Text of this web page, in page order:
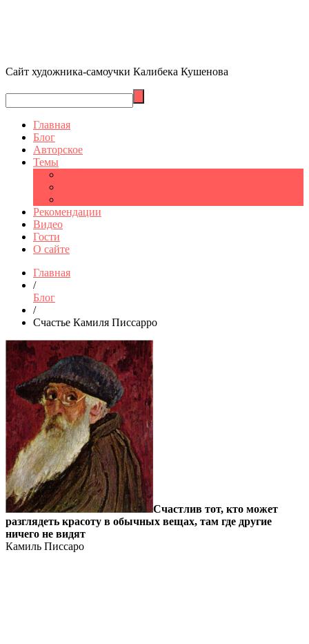
Сайт художника-самоучки Калибека Кушенова
Главная
Блог
Авторское
Темы
Рекомендации
Видео
Гости
О сайте
Главная
/
Блог
/
Счастье Камиля Писсарро
Счастлив тот, кто может
разглядеть красоту в обычных вещах, там где другие
ничего не видят
Камиль Писсаро